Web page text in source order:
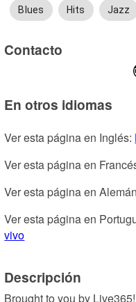
Blues Hits Jazz
Contacto
En otros idiomas
Ver esta página en Inglés:
Ver esta página en
Ver esta página en
Ver esta página en
vivo
Descripción
Brought to you by Live365!